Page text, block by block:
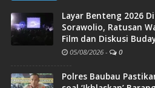
Layar Benteng 2026
Sorawolio, Ratusan
Film dan Diskusi
05/08/2026 - 0
Polres Baubau